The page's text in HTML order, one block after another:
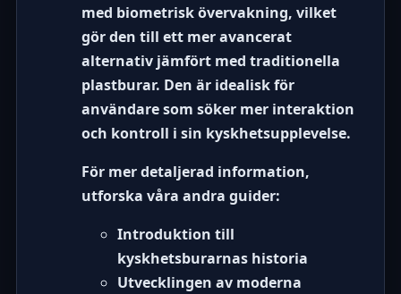
med biometrisk övervakning, vilket
gör den till ett mer avancerat
alternativ jämfört med traditionella
plastburar. Den är idealisk för
användare som söker mer interaktion
och kontroll i sin kyskhetsupplevelse.
För mer detaljerad information,
utforska våra andra guider:
Introduktion till
kyskhetsburarnas historia
Utvecklingen av moderna